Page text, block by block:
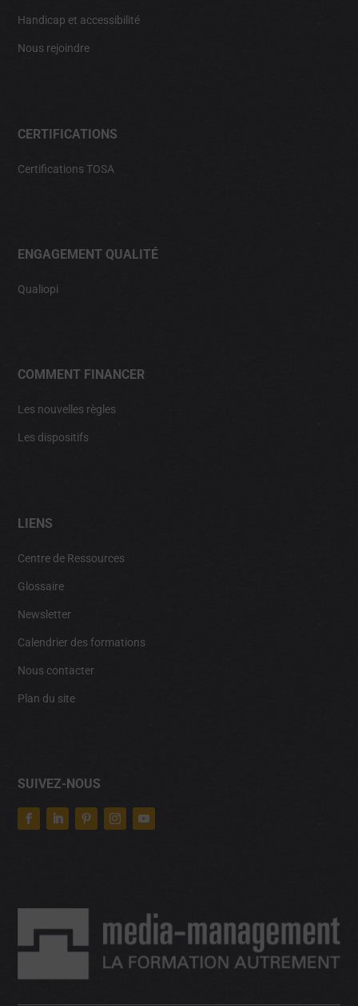
Handicap et accessibilité
Nous rejoindre
CERTIFICATIONS
Certifications TOSA
ENGAGEMENT QUALITÉ
Qualiopi
COMMENT FINANCER
Les nouvelles règles
Les dispositifs
LIENS
Centre de Ressources
Glossaire
Newsletter
Calendrier des formations
Nous contacter
Plan du site
SUIVEZ-NOUS